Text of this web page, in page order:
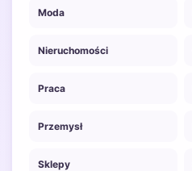
Moda
Nieruchomości
Praca
Przemysł
Sklepy